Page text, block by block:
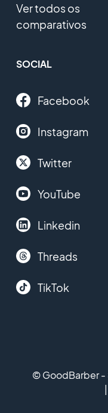
Ver todos os
comparativos
SOCIAL
Facebook
Instagram
Twitter
YouTube
Linkedin
Threads
TikTok
© GoodBarber -